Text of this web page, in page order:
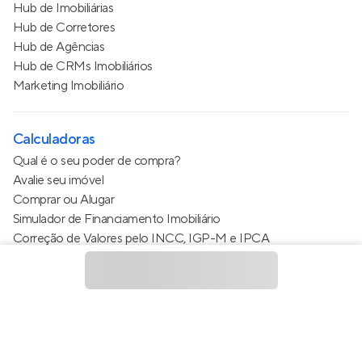
Hub de Imobiliárias
Hub de Corretores
Hub de Agências
Hub de CRMs Imobiliários
Marketing Imobiliário
Calculadoras
Qual é o seu poder de compra?
Avalie seu imóvel
Comprar ou Alugar
Simulador de Financiamento Imobiliário
Correção de Valores pelo INCC, IGP-M e IPCA
Estimativa de valor do condomínio